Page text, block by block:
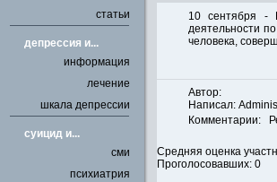
статьи
депрессия и...
информация
лечение
шкала депрессии
cуицид и...
сми
психиатрия
10 сентября -
деятельности
человека,
Автор:
Написал:
Комментарии:
Средняя оценка
Проголосовавших: 0